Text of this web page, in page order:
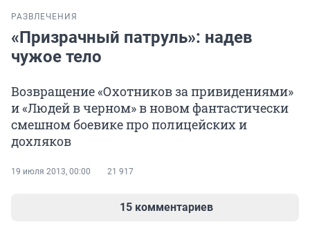
РАЗВЛЕЧЕНИЯ
«Призрачный патруль»: надев
чужое тело
Возвращение «Охотников за привидениями»
и «Людей в черном» в новом фантастически
смешном боевике про полицейских и
дохляков
19 июля 2013, 00:00 21 917
15 комментариев